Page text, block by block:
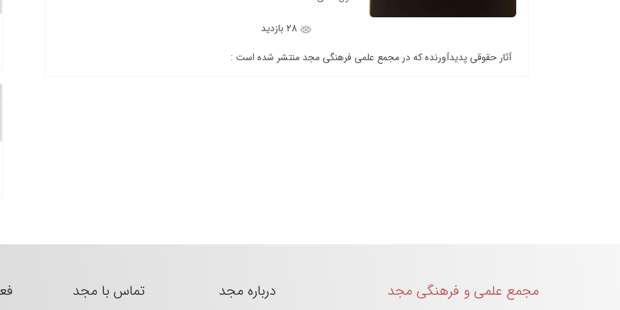
آثار حقوقی پدیدآورنده که در مجمع علمی فرهنگی مجد منتشر شده است :
مجمع علمی و فرهنگی مجد درباره مجد تماس با مجد